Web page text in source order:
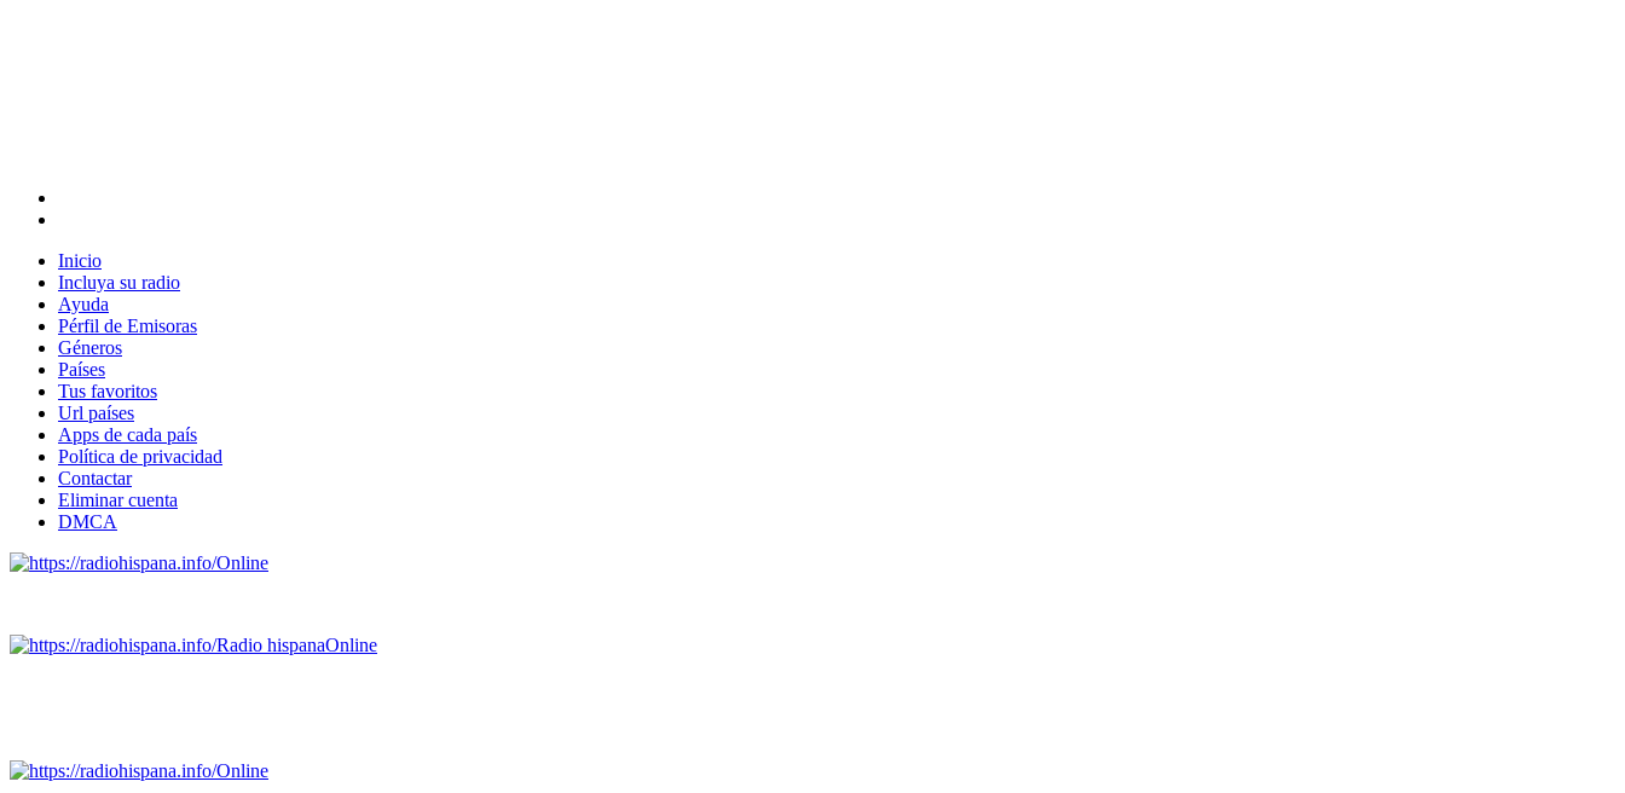
Inicio
Incluya su radio
Ayuda
Pérfil de Emisoras
Géneros
Países
Tus favoritos
Url países
Apps de cada país
Política de privacidad
Contactar
Eliminar cuenta
DMCA
Online
Radio hispanaOnline
Online